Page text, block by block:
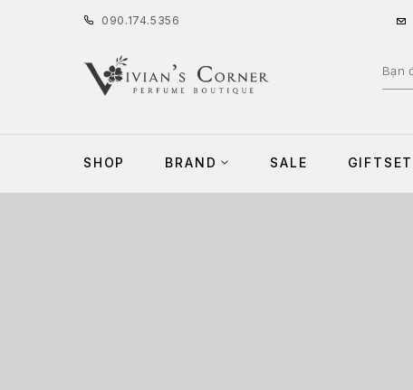
090 .174.5356
SHOP BRAND SALE GIFTSET